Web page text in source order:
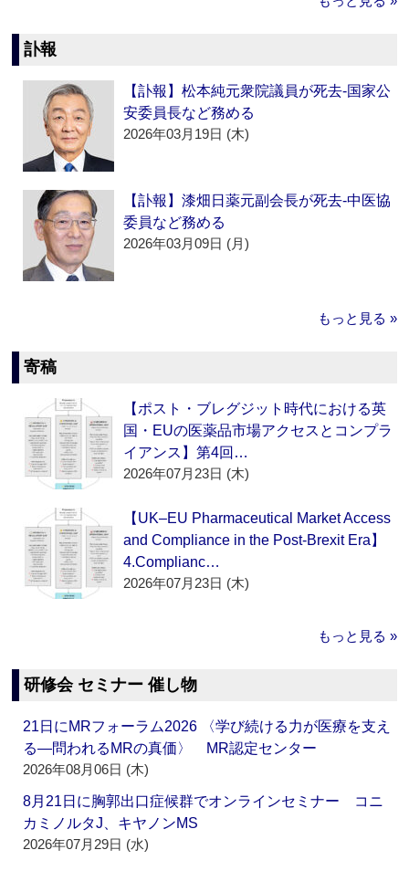
訃報
【訃報】松本純元衆院議員が死去‐国家公
安委員長など務める
2026年03月19日 (木)
【訃報】漆畑日薬元副会長が死去‐中医協
委員など務める
2026年03月09日 (月)
もっと見る »
寄稿
【ポスト・ブレグジット時代における英
国・EUの医薬品市場アクセスとコンプラ
イアンス】第4回…
2026年07月23日 (木)
【UK–EU Pharmaceutical Market Access
and Compliance in the Post-Brexit Era】
4.Complianc…
2026年07月23日 (木)
もっと見る »
研修会 セミナー 催し物
21日にMRフォーラム2026 〈学び続ける力が医療を支え
る―問われるMRの真価〉 MR認定センター
2026年08月06日 (木)
8月21日に胸郭出口症候群でオンラインセミナー コニ
カミノルタJ、キヤノンMS
2026年07月29日 (水)